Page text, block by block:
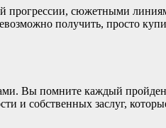
прогрессии, сюжетными
получить, просто
Вы помните каждый
и собственных заслуг,